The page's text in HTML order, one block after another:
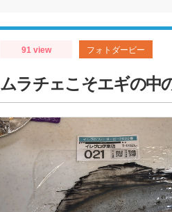
91 view フォトダービー
ムラチェこそエギの中